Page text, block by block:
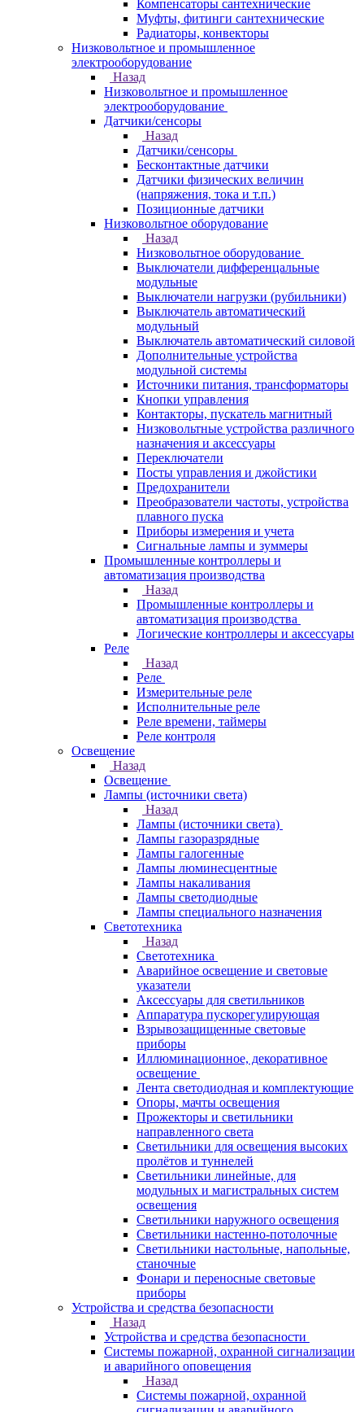
Компенсаторы сантехнические
Муфты, фитинги сантехнические
Радиаторы, конвекторы
Низковольтное и промышленное
электрооборудование
Назад
Низковольтное и промышленное
электрооборудование
Датчики/сенсоры
Назад
Датчики/сенсоры
Бесконтактные датчики
Датчики физических величин
(напряжения, тока и т.п.)
Позиционные датчики
Низковольтное оборудование
Назад
Низковольтное оборудование
Выключатели дифференцальные
модульные
Выключатели нагрузки (рубильники)
Выключатель автоматический
модульный
Выключатель автоматический силовой
Дополнительные устройства
модульной системы
Источники питания, трансформаторы
Кнопки управления
Контакторы, пускатель магнитный
Низковольтные устройства различного
назначения и аксессуары
Переключатели
Посты управления и джойстики
Предохранители
Преобразователи частоты, устройства
плавного пуска
Приборы измерения и учета
Сигнальные лампы и зуммеры
Промышленные контроллеры и
автоматизация производства
Назад
Промышленные контроллеры и
автоматизация производства
Логические контроллеры и аксессуары
Реле
Назад
Реле
Измерительные реле
Исполнительные реле
Реле времени, таймеры
Реле контроля
Освещение
Назад
Освещение
Лампы (источники света)
Назад
Лампы (источники света)
Лампы газоразрядные
Лампы галогенные
Лампы люминесцентные
Лампы накаливания
Лампы светодиодные
Лампы специального назначения
Светотехника
Назад
Светотехника
Аварийное освещение и световые
указатели
Аксессуары для светильников
Аппаратура пускорегулирующая
Взрывозащищенные световые
приборы
Иллюминационное, декоративное
освещение
Лента светодиодная и комплектующие
Опоры, мачты освещения
Прожекторы и светильники
направленного света
Светильники для освещения высоких
пролётов и туннелей
Светильники линейные, для
модульных и магистральных систем
освещения
Светильники наружного освещения
Светильники настенно-потолочные
Светильники настольные, напольные,
станочные
Фонари и переносные световые
приборы
Устройства и средства безопасности
Назад
Устройства и средства безопасности
Системы пожарной, охранной сигнализации
и аварийного оповещения
Назад
Системы пожарной, охранной